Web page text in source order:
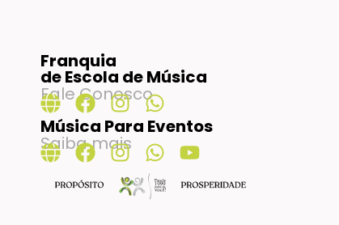
Franquia
de Escola de Música
Fale Conosco
Música Para Eventos
Saiba mais